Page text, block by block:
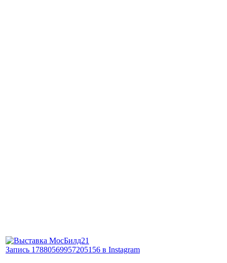
Запись 17880569957205156 в Instagram